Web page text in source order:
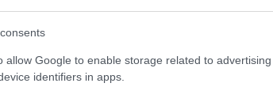
allow Google to enable storage related to
identifiers in apps.
Prossimo articolo